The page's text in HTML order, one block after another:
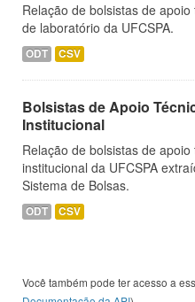
Relação de bolsistas de
de laboratório da UFCSPA.
ODT CSV
Bolsistas de Apoio
Institucional
Relação de bolsistas de
institucional da UFCSPA
Sistema de Bolsas.
ODT CSV
Você também pode ter acesso a